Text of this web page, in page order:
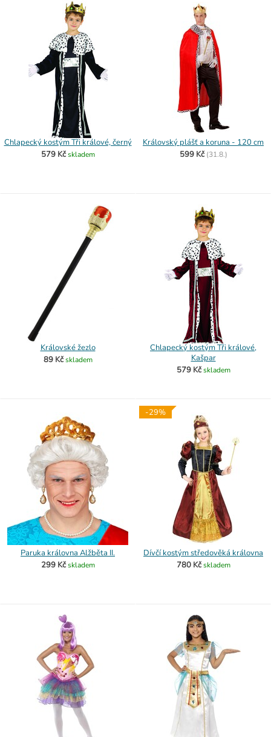
Chlapecký kostým Tři králové, černý
579 Kč skladem
Královský plášť a koruna - 120 cm
599 Kč (31.8.)
Královské žezlo
89 Kč skladem
Chlapecký kostým Tři králové,
Kašpar
579 Kč skladem
Paruka královna Alžběta II.
299 Kč skladem
-29%
Dívčí kostým středověká královna
780 Kč skladem